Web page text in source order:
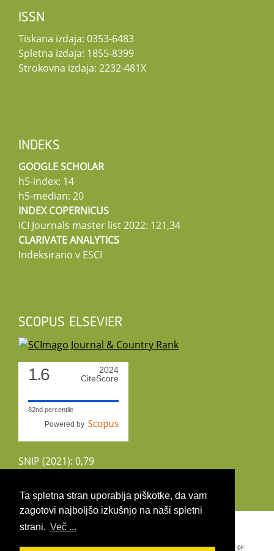
Ta spletna stran uporablja piškotke, da vam
zagotovi najboljšo izkušnjo na naši spletni
strani. Več ...
ISSN
Tiskana izdaja: 0353-6483
Spletna izdaja: 1855-8399
Strokovna izdaja: 2232-481X
INDEKS
GOOGLE SCHOLAR
h5-index: 14
h5-median: 20
INDEX COPERNICUS
ICI Journals master list 2022: 121,34
CLARIVATE ANALYTICS
Indeksirano v ESCI
SCOPUS ELSEVIER
1.6
2024
CiteScore
82nd percentile
Powered by
SNIP (2021): 0,79